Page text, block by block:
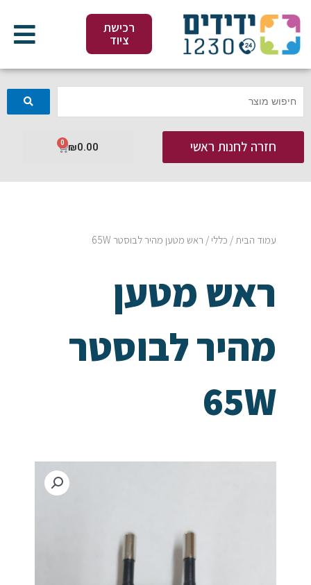
לתוכן
רכישת
ציוד
חזרה לחנות ראשי ₪0.00
0 עגלת
עמוד הבית / כללי / ראש מטען מהיר לבוסטר 65W
ראש מטען
מהיר לבוסטר
65W